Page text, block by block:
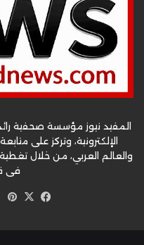
المفيد نيوز مؤسسة صحفية
الإلكترونية، وتركز على
والعالم العربي، من خلال
في
‫X